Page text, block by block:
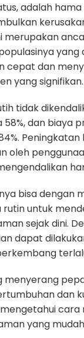
adalah
merupakan
yang
cepat dan
yang signifikan.
tidak
58%, dan biaya
Peningkatan
oleh
bisa dengan
untuk
sejak dini.
dapat
menyerang
dan
yang